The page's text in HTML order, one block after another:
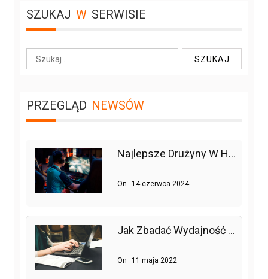
SZUKAJ W SERWISIE
z
a
j
PRZEGLĄD NEWSÓW
Najlepsze Drużyny W Historii League Of Legends
On 14 czerwca 2024
Jak Zbadać Wydajność Strony Lub Sklepu Internetowego, Czyli Testy Obciążeniowe W Praktyce
On 11 maja 2022